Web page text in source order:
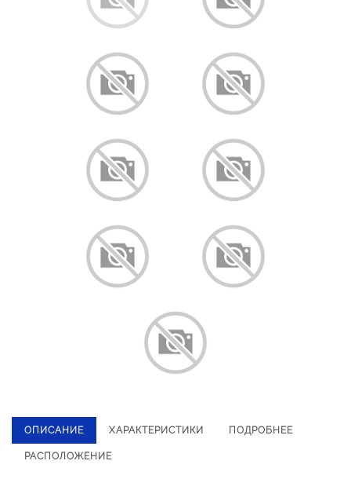
ОПИСАНИЕ ХАРАКТЕРИСТИКИ ПОДРОБНЕЕ
РАСПОЛОЖЕНИЕ